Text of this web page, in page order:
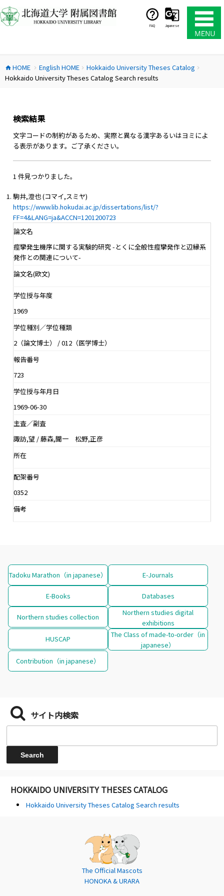
ン
テ
ス
キ
FAQ Japanese
home HOME chevron_right English HOMEchevron_right Hokkaido University Theses Catalog chevron_right
Hokkaido University Theses Catalog Search results
検索結果
文字コードの制約があるため、実際と異なる漢字あるいはヨミによ
る表示があります。ご了承ください。
1 件見つかりました。
駒井,澄也 (コマイ,スミヤ)
https://www.lib.hokudai.ac.jp/dissertations/list/?
FF=4&LANG=ja&ACCN=1201200723
論文名
痙攣発生機序に関する実験的研究 -とくに全般性痙攣発作と辺縁系
発作との関連について-
論文名(欧文)
学位授与年度
1969
学位種別／学位種類
2（論文博士） / 012（医学博士）
報告番号
723
学位授与年月日
1969-06-30
主査／副査
諏訪,望 / 藤森,聞一 松野,正彦
所在
配架番号
0352
備考
Tadoku Marathon（in japanese） E-Journals
E-Books Databases
Northern studies collection
Northern studies digital
exhibitions
HUSCAP
The Class of made-to-order（in
japanese）
Contribution（in japanese）
サイト内検索
HOKKAIDO UNIVERSITY THESES CATALOG
Hokkaido University Theses Catalog Search results
The Official Mascots
HONOKA & URARA